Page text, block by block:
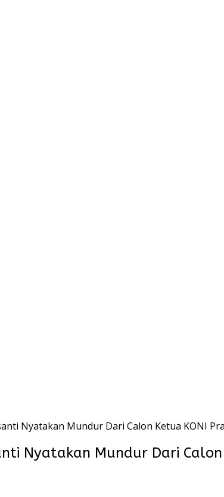
Nyatakan Mundur Dari Calon Ketua KONI
Nyatakan Mundur Dari